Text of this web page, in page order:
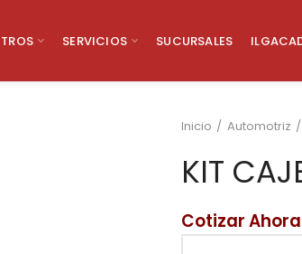
SERVICIOS SUCURSALES
Inicio Automotriz
KIT
Cotizar